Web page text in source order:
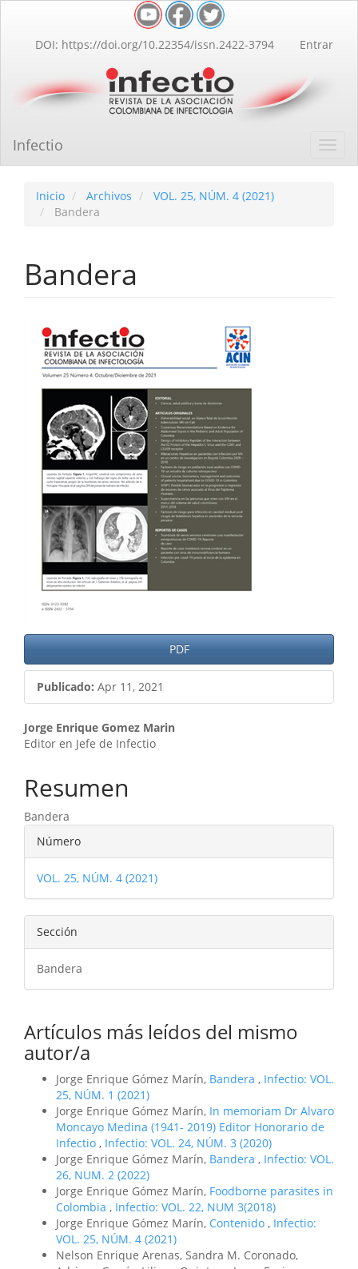
Contenido
principal
lateral
DOI: https://doi.org/10.22354/issn.2422-3794 Entrar
Infectio
Inicio Archivos
VOL. 25, NÚM. 4 (2021)
Bandera
Bandera
Barra
lateral
del
artículo
PDF
Publicado: Apr 11, 2021
Contenido
principal
del
artículo
Jorge Enrique Gomez Marin
Editor en Jefe de Infectio
Resumen
Bandera
Detalles
del
artículo
Número
VOL. 25, NÚM. 4 (2021)
Sección
Bandera
Artículos más leídos del mismo
autor/a
Jorge Enrique Gómez Marín, Bandera , Infectio: VOL.
25, NÚM. 1 (2021)
Jorge Enrique Gómez Marín, In memoriam Dr Alvaro
Moncayo Medina (1941- 2019) Editor Honorario de
Infectio , Infectio: VOL. 24, NÚM. 3 (2020)
Jorge Enrique Gómez Marín, Bandera , Infectio: VOL.
26, NUM. 2 (2022)
Jorge Enrique Gómez Marín, Foodborne parasites in
Colombia , Infectio: VOL. 22, NUM 3(2018)
Jorge Enrique Gómez Marín, Contenido , Infectio:
VOL. 25, NÚM. 4 (2021)
Nelson Enrique Arenas, Sandra M. Coronado,